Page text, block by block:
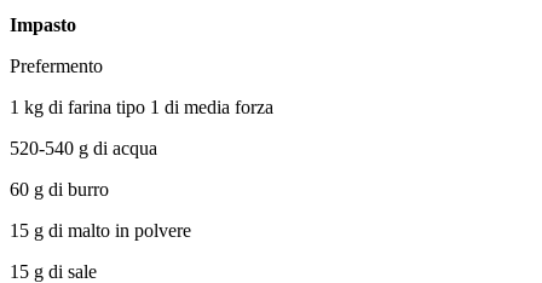
Impasto
Prefermento
1 kg di farina tipo 1 di media forza
520-540 g di acqua
60 g di burro
15 g di malto in polvere
15 g di sale